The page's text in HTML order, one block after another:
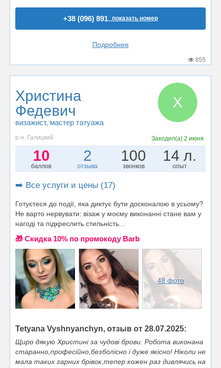
+38 (096) 891..показать номер
Подробнее
855
Христина
Федевич
визажист, мастер татуажа
Х
р-н. Галицкий Заходил(а)2 июня
10
баллов
2
отзыва
100
звонков
14 л.
опыт
➡️ Все услуги и цены (17)
Готуєтеся до події, яка диктує бути досконалою в усьому?
Не варто нервувати: візаж у моєму виконанні стане вам у
нагоді та підкреслить стильність...
🎁 Cкидка 10% по промокоду Barb
48 фото
Tetyana Vyshnyanchyn, отзыв от 28.07.2025:
Щиро дякую Христині за чудові брови. Робота виконана
старанно,професійно,безболісно і дуже якісно! Ніколи не
мала таких гарних брівок,тепер кожен раз дивлячись на